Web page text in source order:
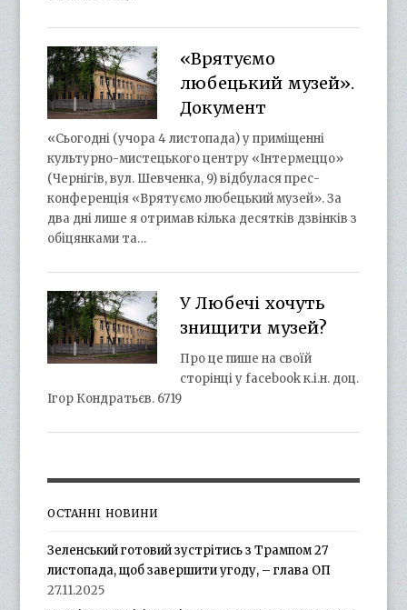
«Врятуємо
любецький музей».
Документ
«Сьогодні (учора 4 листопада) у приміщенні
культурно-мистецького центру «Інтермеццо»
(Чернігів, вул. Шевченка, 9) відбулася прес-
конференція «Врятуємо любецький музей». За
два дні лише я отримав кілька десятків дзвінків з
обіцянками та…
У Любечі хочуть
знищити музей?
Про це пише на своїй
сторінці у facebook к.і.н. доц.
Ігор Кондратьєв. 6719
ОСТАННІ НОВИНИ
Зеленський готовий зустрітись з Трампом 27
листопада, щоб завершити угоду, – глава ОП
27.11.2025